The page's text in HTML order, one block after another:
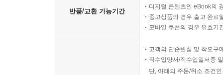
반품/교환 가능기간
디지털 콘텐츠인 eBook의
중고상품의 경우 출고 완료
모바일 쿠폰의 경우 유효기
고객의 단순변심 및 착오구
직수입양서/직수입일서중
단, 아래의 주문/취소 조건